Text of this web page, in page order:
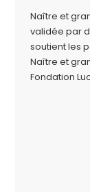
Naître et
validée par
soutient les
Naître et
Fondation